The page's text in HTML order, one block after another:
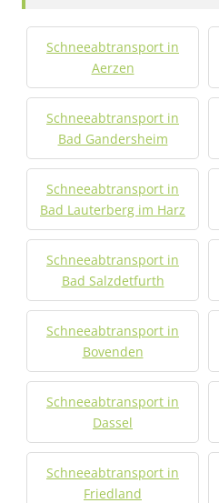
Schneeabtransport in
Aerzen
Schneeabtransport in
Bad Gandersheim
Schneeabtransport in
Bad Lauterberg im Harz
Schneeabtransport in
Bad Salzdetfurth
Schneeabtransport in
Bovenden
Schneeabtransport in
Dassel
Schneeabtransport in
Friedland